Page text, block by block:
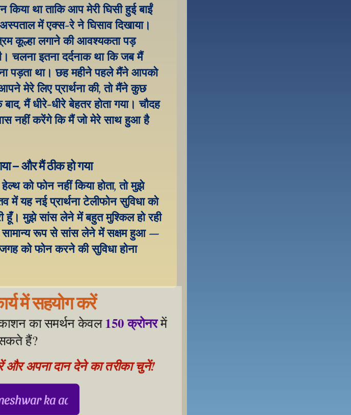
था ताकि आप मेरी घिसी हुई बाईं
में एक्स-रे ने घिसाव दिखाया।
कूल्हा लगाने की आवश्यकता पड़
चलना इतना दर्दनाक था कि जब मैं
पड़ता था। छह महीने पहले मैंने आपको
मेरे लिए प्रार्थना की, तो मैंने कुछ
मैं धीरे-धीरे बेहतर होता गया। चौदह
नहीं करेंगे कि मैं जो मेरे साथ हुआ है
– और मैं ठीक हो गया
को फोन नहीं किया होता, तो मुझे
में यह नई प्रार्थना टेलीफोन सुविधा को
हूँ। मुझे सांस लेने में बहुत मुश्किल हो रही
सामान्य रूप से सांस लेने में सक्षम हुआ –
को फोन करने की सुविधा होना
में सहयोग करें
का समर्थन केवल 150 क्रोनर में
हैं?
और अपना दान देने का तरीका चुनें!
ka aabhar, aapke samarthan ke liye!